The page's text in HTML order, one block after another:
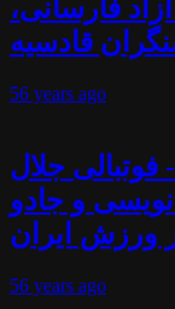
قرآن (۸۲) - آزاد فارسانی،
قادسیه
56 years ago
جلال
و جادو
ورزش ایران
56 years ago